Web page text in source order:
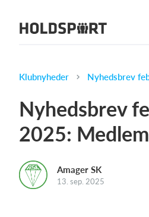
Om Holdsport
Presseomtale
Funktioner
Kontingentopkrævning
Klubnyheder Nyhedsbrev
Nyhedsbrev
2025:
Amager SK
13. sep. 2025